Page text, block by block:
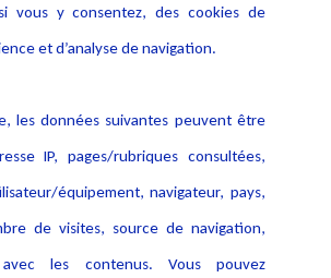
des
Publications
vous y consentez, des cookies de
et d’analyse de navigation.
les données suivantes peuvent être
IP, pages/rubriques consultées,
équipement, navigateur, pays,
de visites, source de navigation,
les contenus. Vous pouvez